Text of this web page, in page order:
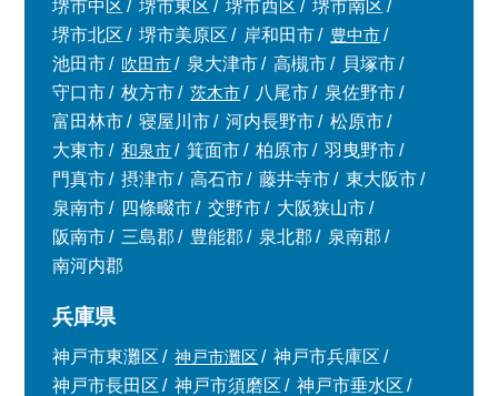
堺市中区 堺市東区 堺市西区
堺市南区
堺市北区
堺市美原区 岸和田市
豊中市
池田市
吹田市 泉大津市 高槻市
貝塚市
守口市
枚方市 茨木市 八尾市
泉佐野市
富田林市
寝屋川市 河内長野市
松原市
大東市
和泉市 箕面市 柏原市
羽曳野市
門真市
摂津市 高石市 藤井寺市
東大阪市
泉南市
四條畷市 交野市
大阪狭山市
阪南市
三島郡 豊能郡 泉北郡
泉南郡
南河内郡
兵庫県
神戸市東灘区 神戸市灘区
神戸市兵庫区
神戸市長田区
神戸市須磨区
神戸市垂水区